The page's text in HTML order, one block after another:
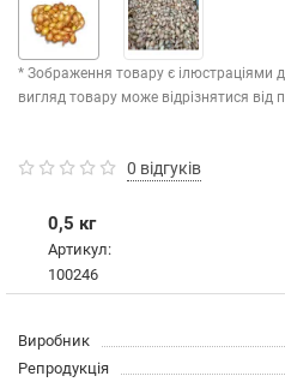
* Зображення товару є ілюстраціями
вигляд товару може відрізнятися від
0 відгуків
0,5 кг
Артикул:
100246
Виробник
Репродукція